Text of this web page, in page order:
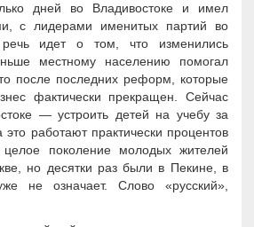
дней во Владивостоке и имел
с лидерами именитых партий во
речь идет о том, что изменились
местному населению помогал
после последних реформ, которые
фактически прекращен. Сейчас
— устроить детей на учебу за
работают практически процентов
целое поколение молодых жителей
но десятки раз были в Пекине, в
не означает. Слово «русский»,